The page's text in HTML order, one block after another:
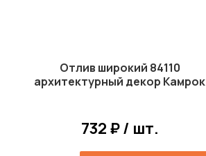
Отлив широкий 84110
архитектурный декор Камрок
732 ₽ / шт.